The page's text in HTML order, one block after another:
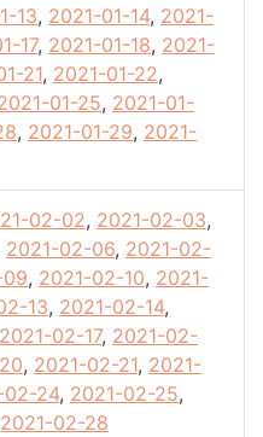
13, 2021-01-14, 2021-
17, 2021-01-18, 2021-
21, 2021-01-22,
01-25, 2021-01-
, 2021-01-29, 2021-
02-02, 2021-02-03,
2021-02-06, 2021-02-
, 2021-02-10, 2021-
13, 2021-02-14,
2021-02-17, 2021-02-
, 2021-02-21, 2021-
02-24, 2021-02-25,
2021-02-28